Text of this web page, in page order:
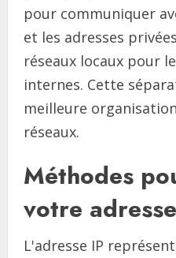
pour communiquer
et les adresses
réseaux locaux pour
internes. Cette
meilleure
réseaux.
Méthodes
votre
L'adresse IP